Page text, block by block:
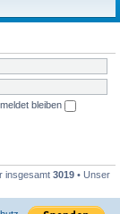
bleiben
insgesamt 3019 • Unser